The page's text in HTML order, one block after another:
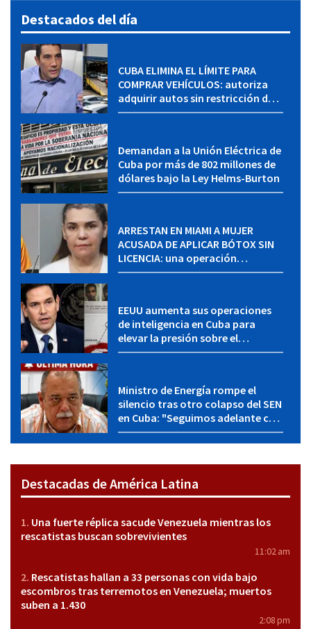
Destacados del día
CUBA ELIMINA EL LÍMITE PARA
COMPRAR VEHÍCULOS: autoriza
adquirir autos sin restricción de
cantidad
Demandan a la Unión Eléctrica de
Cuba por más de 802 millones de
dólares bajo la Ley Helms-Burton
ARRESTAN EN MIAMI A MUJER
ACUSADA DE APLICAR BÓTOX SIN
LICENCIA: una operación
encubierta destapó el caso
EEUU aumenta sus operaciones
de inteligencia en Cuba para
elevar la presión sobre el
régimen, según POLITICO
Ministro de Energía rompe el
silencio tras otro colapso del SEN
en Cuba: "Seguimos adelante con
mucho empeño"
Destacadas de América Latina
Una fuerte réplica sacude Venezuela mientras los
rescatistas buscan sobrevivientes
11:02 am
Rescatistas hallan a 33 personas con vida bajo
escombros tras terremotos en Venezuela; muertos
suben a 1.430
2:08 pm